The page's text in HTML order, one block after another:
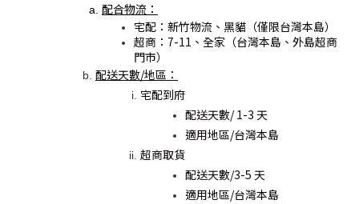
配合物流：
宅配：新竹物流、黑貓（僅限台灣本島）
超商：7-11、全家（台灣本島、外島超商
門市）
配送天數/地區：
宅配到府
配送天數/ 1-3 天
適用地區/台灣本島
超商取貨
配送天數/3-5 天
適用地區/台灣本島